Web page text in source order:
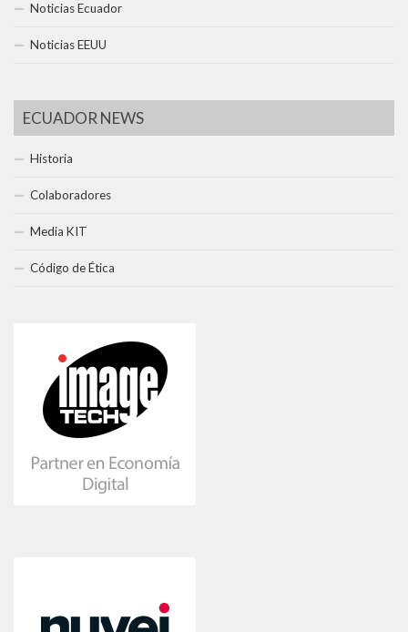
Noticias Ecuador
Noticias EEUU
ECUADOR NEWS
Historia
Colaboradores
Media KIT
Código de Ética